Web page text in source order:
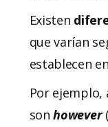
Existen
que varían
establecen
Por ejemplo,
sonhowever